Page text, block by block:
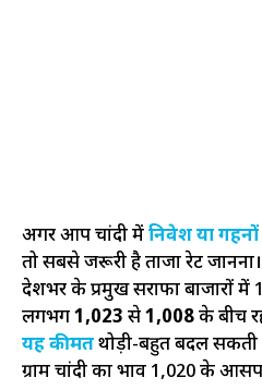
अगर आप चांदी मेंनिवेश या गहनों
तो सबसे जरूरी है ताजा रेट
देशभर के प्रमुख सर्राफा बाजारों में
लगभग₹1,023 से₹1,008के बीच
यह कीमतथोड़ी-बहुत बदल
ग्राम चांदी का भाव ₹1,020 के